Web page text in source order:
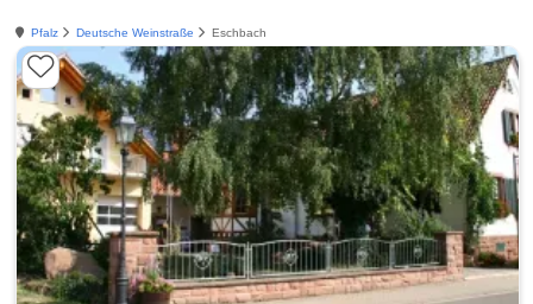
Pfalz Deutsche Weinstraße Eschbach